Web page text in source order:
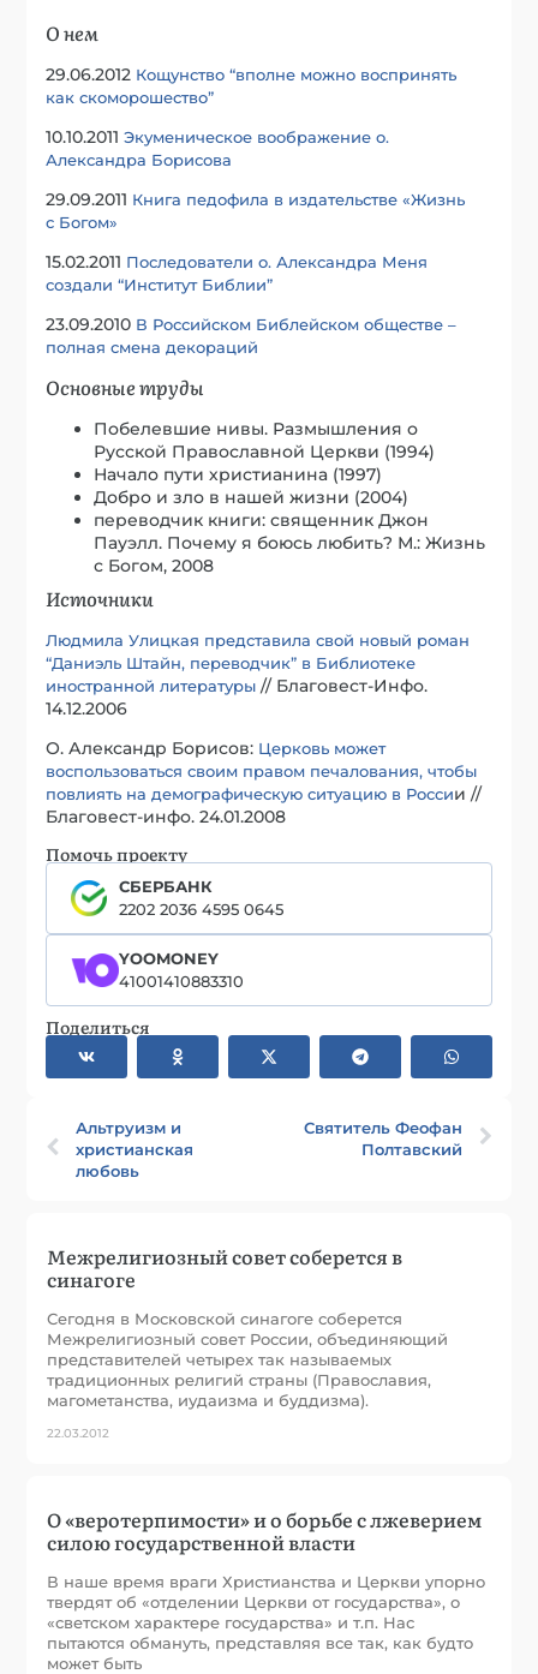
О нем
29.06.2012 Кощунство “вполне можно воспринять
как скоморошество”
10.10.2011Экуменическое воображение о.
Александра Борисова
29.09.2011 Книга педофила в издательстве «Жизнь
с Богом»
15.02.2011 Последователи о. Александра Меня
создали “Институт Библии”
23.09.2010 В Российском Библейском обществе –
полная смена декораций
Основные труды
Побелевшие нивы. Размышления о
Русской Православной Церкви (1994)
Начало пути христианина (1997)
Добро и зло в нашей жизни (2004)
переводчик книги: священник Джон
Пауэлл. Почему я боюсь любить? М.: Жизнь
с Богом, 2008
Источники
Людмила Улицкая представила свой новый роман
“Даниэль Штайн, переводчик” в Библиотеке
иностранной литературы // Благовест-Инфо.
14.12.2006
О. Александр Борисов: Церковь может
воспользоваться своим правом печалования, чтобы
повлиять на демографическую ситуацию в России //
Благовест-инфо. 24.01.2008
Помочь проекту
СБЕРБАНК
2202 2036 4595 0645
YOOMONEY
41001410883310
Поделиться
Альтруизм и
христианская
любовь
Святитель Феофан
Полтавский
Межрелигиозный совет соберется в
синагоге
Сегодня в Московской синагоге соберется
Межрелигиозный совет России, объединяющий
представителей четырех так называемых
традиционных религий страны (Православия,
магометанства, иудаизма и буддизма).
22.03.2012
О «веротерпимости» и о борьбе с лжеверием
силою государственной власти
В наше время враги Христианства и Церкви упорно
твердят об «отделении Церкви от государства», о
«светском характере государства» и т.п. Нас
пытаются обмануть, представляя все так, как будто
может быть